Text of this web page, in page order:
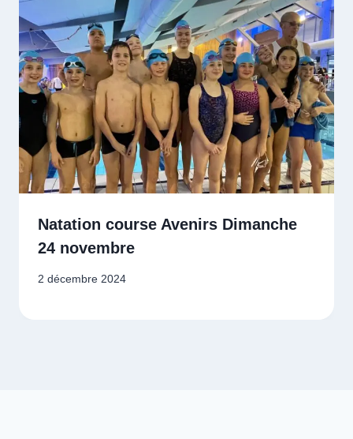
Natation course Avenirs Dimanche
24 novembre
2 décembre 2024